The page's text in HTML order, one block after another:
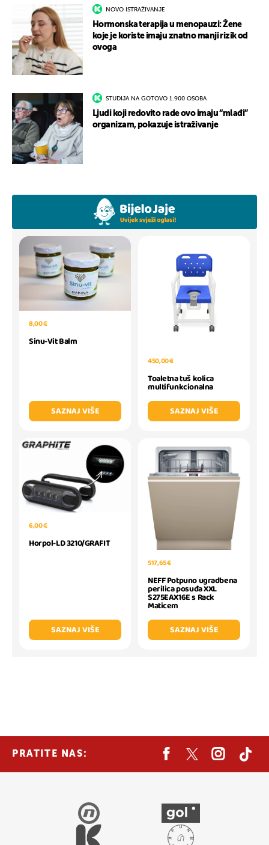
NOVO ISTRAŽIVANJE
Hormonska terapija u menopauzi: Žene
koje je koriste imaju znatno manji rizik od
ovoga
STUDIJA NA GOTOVO 1.900 OSOBA
Ljudi koji redovito rade ovo imaju “mlađi”
organizam, pokazuje istraživanje
8,00 €
Sinu-Vit Balm
SAZNAJ VIŠE
450,00 €
Toaletna tuš kolica
multifunkcionalna
SAZNAJ VIŠE
6,00 €
Horpol-LD 3210/GRAFIT
SAZNAJ VIŠE
517,65 €
NEFF Potpuno ugradbena
perilica posuđa XXL
S275EAX16E s Rack
Maticem
SAZNAJ VIŠE
PRATITE NAS: